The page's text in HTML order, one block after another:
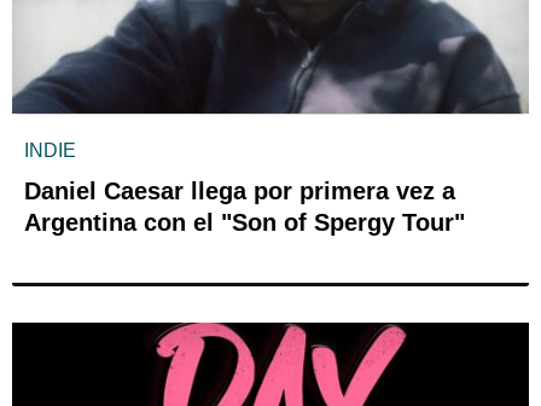
INDIE
Daniel Caesar llega por primera vez a
Argentina con el "Son of Spergy Tour"